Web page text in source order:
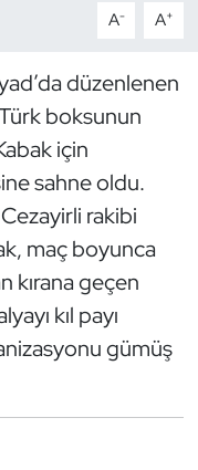
A- A+
düzenlenen
boksunun
için
sahne oldu.
rakibi
maç boyunca
kırana geçen
kıl payı
gümüş